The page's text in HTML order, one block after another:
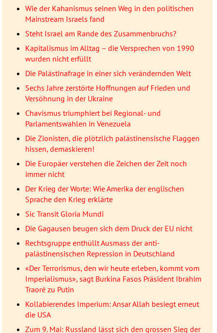
Wie der Kahanismus seinen Weg in den politischen
Mainstream Israels fand
Steht Israel am Rande des Zusammenbruchs?
Kapitalismus im Alltag – die Versprechen von 1990
wurden nicht erfüllt
Die Palästinafrage in einer sich verändernden Welt
Sechs Jahre zerstörte Hoffnungen auf Frieden und
Versöhnung in der Ukraine
Chavismus triumphiert bei Regional- und
Parlamentswahlen in Venezuela
Die Zionisten, die plötzlich palästinensische Flaggen
hissen, demaskieren!
Die Europäer verstehen die Zeichen der Zeit noch
immer nicht
Der Krieg der Worte: Wie Amerika der englischen
Sprache den Krieg erklärte
Sic Transit Gloria Mundi
Die Gagausen beugen sich dem Druck der EU nicht
Rechtsgruppe enthüllt Ausmass der anti-
palästinensischen Repression in Deutschland
«Der Terrorismus, den wir heute erleben, kommt vom
Imperialismus», sagt Burkina Fasos Präsident Ibrahim
Traoré zu Putin
Kollabierendes Imperium: Ansar Allah besiegt erneut
die USA
Zum 9. Mai: Russland lässt sich den grossen Sieg der